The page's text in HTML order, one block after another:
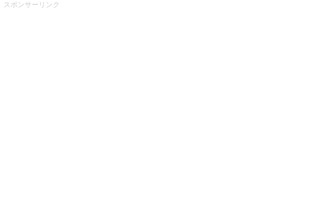
スポンサーリンク